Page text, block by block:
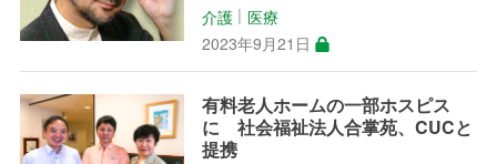
介護 │医療
2023年9月21日
有料老人ホームの一部ホスピス
に 社会福祉法人合掌苑、CUCと
提携